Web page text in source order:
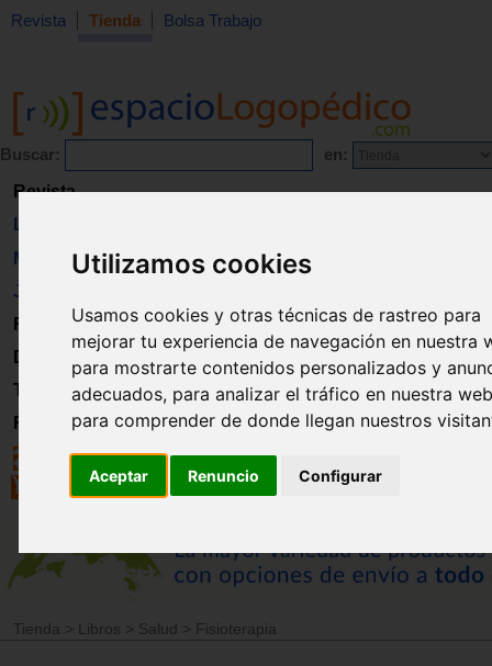
Utilizamos cookies
Usamos cookies y otras técnicas de rastreo para
mejorar tu experiencia de navegación en nuestra
para mostrarte contenidos personalizados y
adecuados, para analizar el tráfico en nuestra
para comprender de donde llegan nuestros
Aceptar Renuncio Configurar
Revista Tienda Bolsa Trabajo
Buscar: en:
Revista
Libros
Material
Juguetes
Formación
Directorio
Trabajo
Registro
Tienda > Libros > Salud > Fisioterapia